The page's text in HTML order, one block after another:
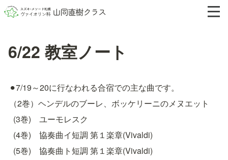
6/22 教室ノート
⚫︎7/19～20に行なわれる合宿での主な曲です。
（2巻）ヘンデルのブーレ、ボッケリーニのメヌエット
  (3巻)　ユーモレスク
  (4巻)　協奏曲イ短調 第１楽章(Vivaldi)
  (5巻)　協奏曲ト短調 第１楽章(Vivaldi)